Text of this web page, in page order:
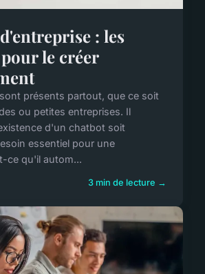
: les
le créer
présents partout, que ce soit
ou petites entreprises. Il
d'un chatbot soit
essentiel pour une
ce qu'il autom...
3 min de lecture →